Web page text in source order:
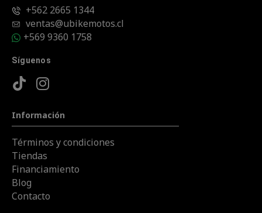
+562 2665 1344
ventas@ubikemotos.cl
+569 9360 1758
Síguenos
Información
Términos y condiciones
Tiendas
Financiamiento
Blog
Contacto